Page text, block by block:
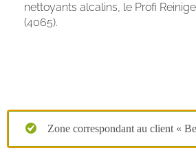
nettoyants alcalins, le Profi
(4065).
Zone correspondant au client «